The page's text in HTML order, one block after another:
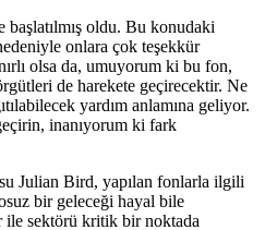
başlatılmış oldu. Bu konudaki
onlara çok teşekkür
olsa da, umuyorum ki bu fon,
de harekete geçirecektir. Ne
yardım anlamına geliyor.
inanıyorum ki fark
Julian Bird, yapılan fonlarla ilgili
bir geleceği hayal bile
ile sektörü kritik bir noktada